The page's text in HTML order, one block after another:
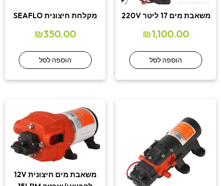
משאבת מים 17 ליטר 220V
₪1,100.00
הוספה לסל
מקלחת חיצונית SEAFLO
₪350.00
הוספה לסל
משאבת מים חיצונית 12V